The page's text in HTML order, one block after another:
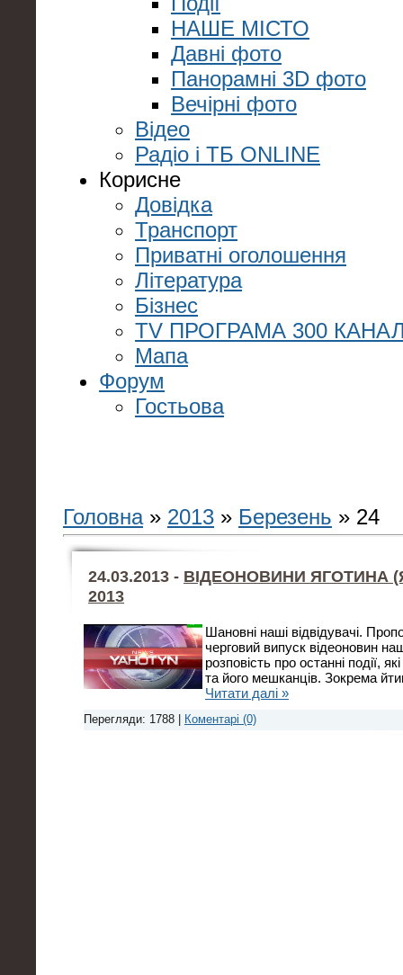
НАШЕ МІСТО
Давні фото
Панорамні 3D фото
Вечірні фото
Відео
Радіо і ТБ ONLINE
Корисне
Довідка
Транспорт
Приватні оголошення
Література
Бізнес
TV ПРОГРАМА 300
Мапа
Форум
Гостьова
Головна» 2013 » Березень » 24
24.03.2013 - ВІДЕОНОВИНИ ЯГОТИНА
2013
Шановні наші відвідувачі.
черговий випуск відеоновин
розповість про останні події,
та його мешканців. Зокрема
Читати далі »
Перегляди: 1788 | Коментарі (0)